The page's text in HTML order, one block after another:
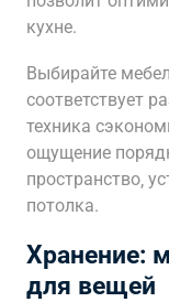
кухне.
Выбирайте
соответствует
техника
ощущение
пространство‚
потолка.
Хранение:
для вещей